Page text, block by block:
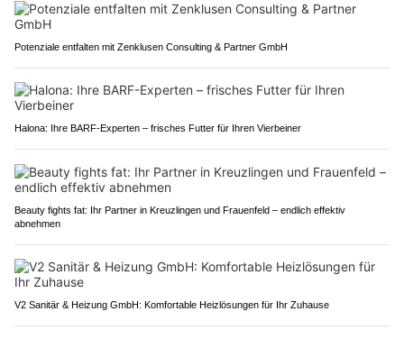
Potenziale entfalten mit Zenklusen Consulting & Partner GmbH
Halona: Ihre BARF-Experten – frisches Futter für Ihren Vierbeiner
Beauty fights fat: Ihr Partner in Kreuzlingen und Frauenfeld – endlich effektiv
abnehmen
V2 Sanitär & Heizung GmbH: Komfortable Heizlösungen für Ihr Zuhause